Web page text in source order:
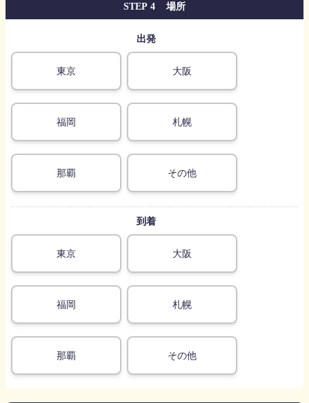
STEP 4 場所
出発
origin and destination
東京
大阪
福岡 札幌
那覇 その他
到着
origin and destination
東京
大阪
福岡 札幌
那覇 その他